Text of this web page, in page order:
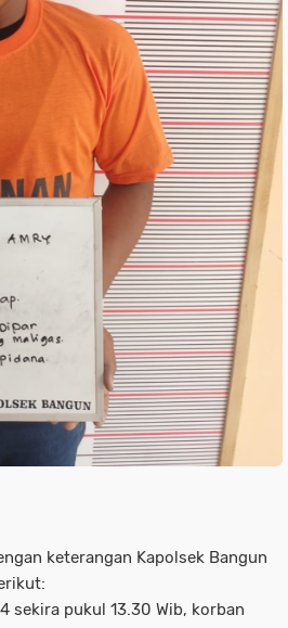
keterangan Kapolsek Bangun
sekira pukul 13.30 Wib, korban